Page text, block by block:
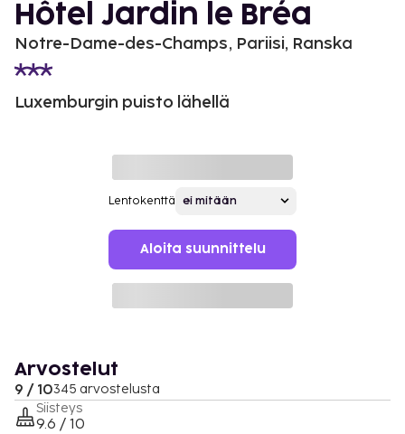
Hôtel Jardin le Bréa
Notre-Dame-des-Champs, Pariisi, Ranska
Luxemburgin puisto lähellä
Lentokenttä
Aloita suunnittelu
Arvostelut
9 / 10345 arvostelusta
Siisteys
9.6 / 10